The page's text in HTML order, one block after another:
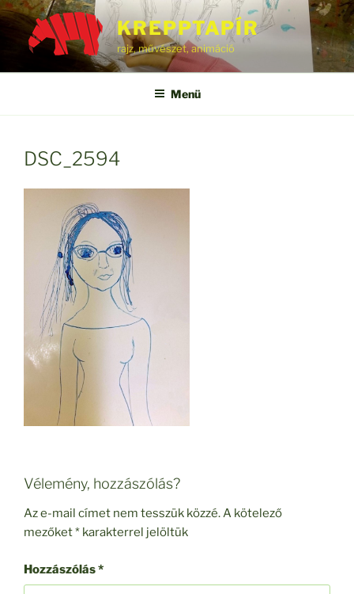
Tartalomhoz
KREPPTAPÍR
rajz, művészet, animáció
Menü
DSC_2594
Vélemény, hozzászólás?
Az e-mail címet nem tesszük közzé.A kötelező
mezőket* karakterrel jelöltük
Hozzászólás*